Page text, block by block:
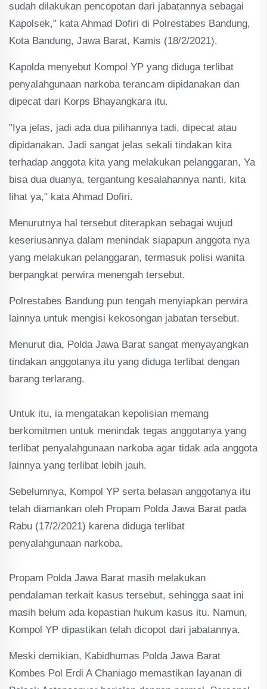
sudah dilakukan pencopotan dari jabatannya sebagai
Kapolsek," kata Ahmad Dofiri di Polrestabes Bandung,
Kota Bandung, Jawa Barat, Kamis (18/2/2021).
Kapolda menyebut Kompol YP yang diduga terlibat
penyalahgunaan narkoba terancam dipidanakan dan
dipecat dari Korps Bhayangkara itu.
"Iya jelas, jadi ada dua pilihannya tadi, dipecat atau
dipidanakan. Jadi sangat jelas sekali tindakan kita
terhadap anggota kita yang melakukan pelanggaran, Ya
bisa dua duanya, tergantung kesalahannya nanti, kita
lihat ya," kata Ahmad Dofiri.
Menurutnya hal tersebut diterapkan sebagai wujud
keseriusannya dalam menindak siapapun anggota nya
yang melakukan pelanggaran, termasuk polisi wanita
berpangkat perwira menengah tersebut.
Polrestabes Bandung pun tengah menyiapkan perwira
lainnya untuk mengisi kekosongan jabatan tersebut.
Menurut dia, Polda Jawa Barat sangat menyayangkan
tindakan anggotanya itu yang diduga terlibat dengan
barang terlarang.
Untuk itu, ia mengatakan kepolisian memang
berkomitmen untuk menindak tegas anggotanya yang
terlibat penyalahgunaan narkoba agar tidak ada anggota
lainnya yang terlibat lebih jauh.
Sebelumnya, Kompol YP serta belasan anggotanya itu
telah diamankan oleh Propam Polda Jawa Barat pada
Rabu (17/2/2021) karena diduga terlibat
penyalahgunaan narkoba.
Propam Polda Jawa Barat masih melakukan
pendalaman terkait kasus tersebut, sehingga saat ini
masih belum ada kepastian hukum kasus itu. Namun,
Kompol YP dipastikan telah dicopot dari jabatannya.
Meski demikian, Kabidhumas Polda Jawa Barat
Kombes Pol Erdi A Chaniago memastikan layanan di